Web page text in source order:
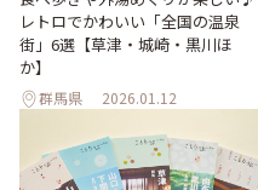
レトロでかわいい「全国の温泉
街」6選【草津・城崎・黒川ほ
か】
群馬県 2026.01.12